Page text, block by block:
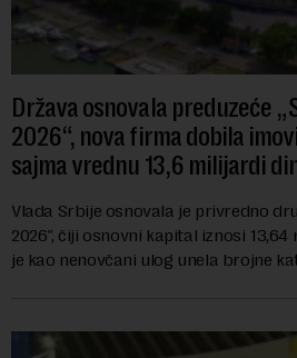
Država osnovala preduzeće
2026“, nova firma dobila
sajma vrednu 13,6 milijardi
Vlada Srbije osnovala je privredno
2026", čiji osnovni kapital iznosi
je kao nenovčani ulog unela brojne